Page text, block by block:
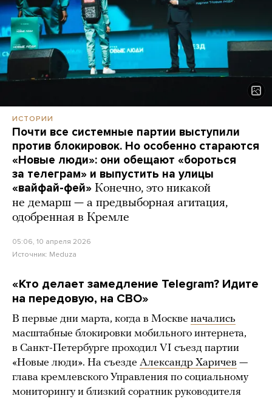
ИСТОРИИ
Почти все системные партии выступили
против блокировок. Но особенно стараются
«Новые люди»: они обещают «бороться
за телеграм» и выпустить на улицы
«вайфай-фей» Конечно, это никакой
не демарш — а предвыборная агитация,
одобренная в Кремле
05:06, 10 апреля 2026
Источник: Meduza
«Кто делает замедление Telegram? Идите
на передовую, на СВО»
В первые дни марта, когда в Москве начались
масштабные блокировки мобильного интернета,
в Санкт-Петербурге проходил VI съезд партии
«Новые люди». На съезде Александр Харичев —
глава кремлевского Управления по социальному
мониторингу и близкий соратник руководителя